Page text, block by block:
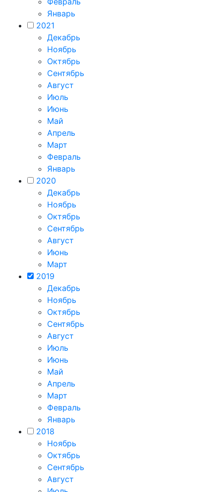
Январь
2021
Декабрь
Ноябрь
Октябрь
Сентябрь
Август
Июль
Июнь
Май
Апрель
Март
Февраль
Январь
2020
Декабрь
Ноябрь
Октябрь
Сентябрь
Август
Июнь
Март
2019
Декабрь
Ноябрь
Октябрь
Сентябрь
Август
Июль
Июнь
Май
Апрель
Март
Февраль
Январь
2018
Ноябрь
Октябрь
Сентябрь
Август